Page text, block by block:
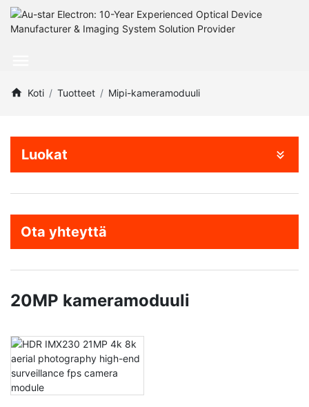
Koti Tuotteet Mipi-kameramoduuli
Luokat
Ota yhteyttä
20MP kameramoduuli